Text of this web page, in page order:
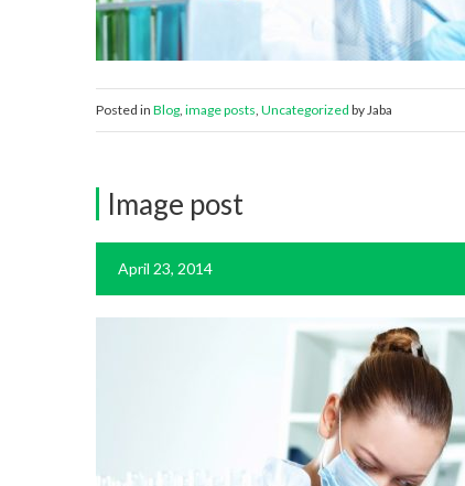
Posted in Blog, image posts, Uncategorized by Jaba
Image post
April 23, 2014